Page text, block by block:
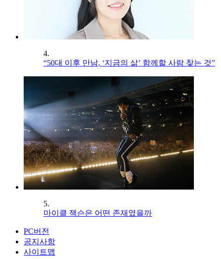
4.
“50대 이후 만남, ‘지금의 삶’ 함께할 사람 찾는 것”
5.
마이클 잭슨은 어떤 존재였을까
PC버전
공지사항
사이트맵